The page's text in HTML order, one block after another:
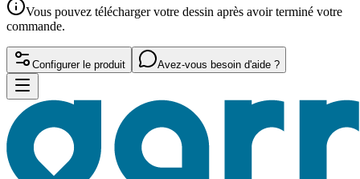
Vous pouvez télécharger votre dessin après avoir terminé votre
commande.
Configurer le produit Avez-vous besoin d'aide ?